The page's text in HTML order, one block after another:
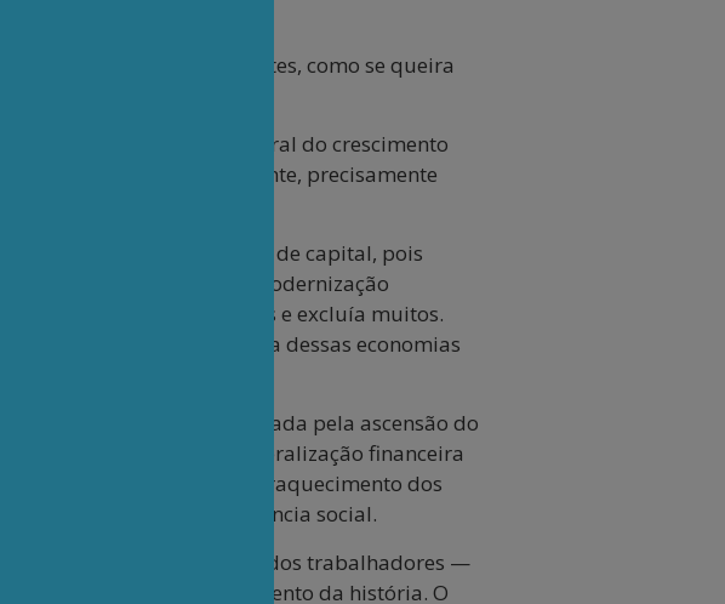
— ou emergentes, como se queira
de cada país.
não é um efeito colateral do crescimento
capitalista dependente, precisamente
apenas na escassez de capital, pois
de sua concentração. A modernização
que beneficiava poucos e excluía muitos.
a integração subordinada dessas economias
capitalista, potencializada pela ascensão do
; a liberalização financeira
fiscais regressivas; o enfraquecimento dos
mecanismos de previdência social.
de defesa do trabalho e dos trabalhadores —
interfere no andamento da história. O